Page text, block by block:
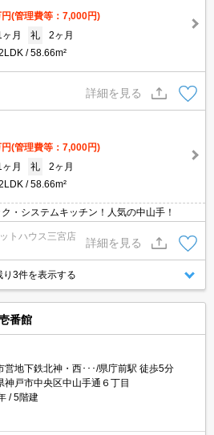
(管理費等：7,000円)
ヶ月 礼
2ヶ月
58.66m²
詳細を見る
(管理費等：7,000円)
ヶ月 礼
2ヶ月
58.66m²
・システムキッチン！人気の中山手！
トハウス三宮店
詳細を見る
り3件を表示する
番館
営地下鉄北神・西･･･/県庁前駅 徒歩5分
神戸市中央区中山手通６丁目
5階建